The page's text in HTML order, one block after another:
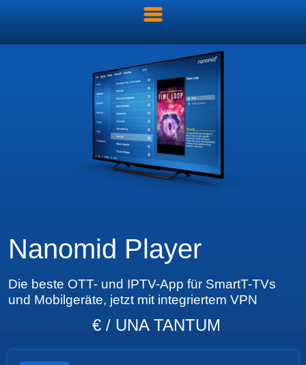
Nanomid Player
Die beste OTT- und IPTV-App für SmartT-TVs
und Mobilgeräte, jetzt mit integriertem VPN
€ / UNA TANTUM